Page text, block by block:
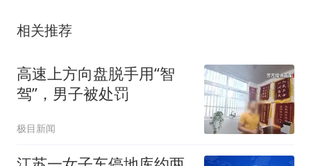
相关推荐
高速上方向盘脱手用“智
驾”，男子被处罚
极目新闻